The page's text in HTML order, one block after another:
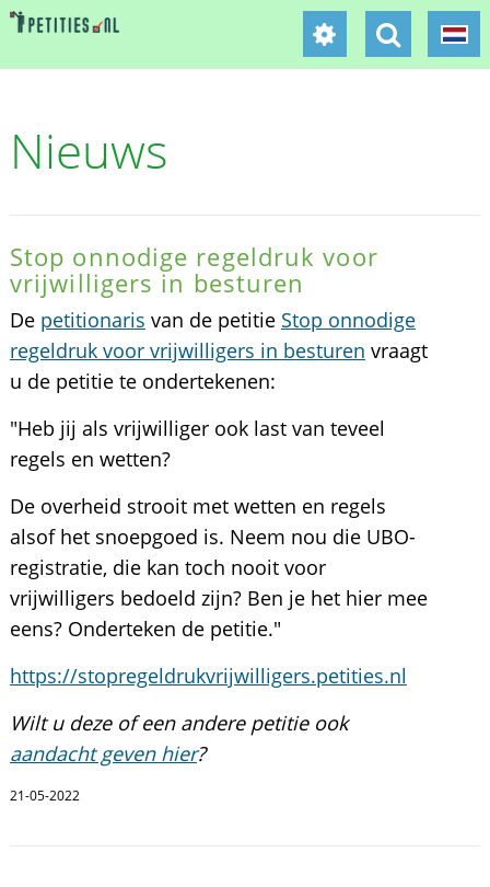
Nieuws
Stop onnodige regeldruk voor
vrijwilligers in besturen
De petitionaris van de petitie Stop onnodige
regeldruk voor vrijwilligers in besturen vraagt
u de petitie te ondertekenen:
"Heb jij als vrijwilliger ook last van teveel
regels en wetten?
De overheid strooit met wetten en regels
alsof het snoepgoed is. Neem nou die UBO-
registratie, die kan toch nooit voor
vrijwilligers bedoeld zijn? Ben je het hier mee
eens? Onderteken de petitie."
https://stopregeldrukvrijwilligers.petities.nl
Wilt u deze of een andere petitie ook
aandacht geven hier?
21-05-2022